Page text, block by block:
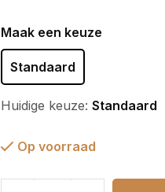
Maak een keuze
Standaard
Huidige keuze: Standaard
Op voorraad